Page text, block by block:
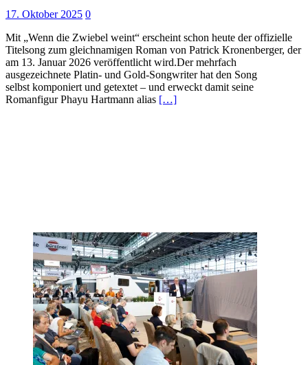
17. Oktober 2025 0
Mit „Wenn die Zwiebel weint“ erscheint schon heute der offizielle
Titelsong zum gleichnamigen Roman von Patrick Kronenberger, der
am 13. Januar 2026 veröffentlicht wird.Der mehrfach
ausgezeichnete Platin- und Gold-Songwriter hat den Song
selbst komponiert und getextet – und erweckt damit seine
Romanfigur Phayu Hartmann alias […]